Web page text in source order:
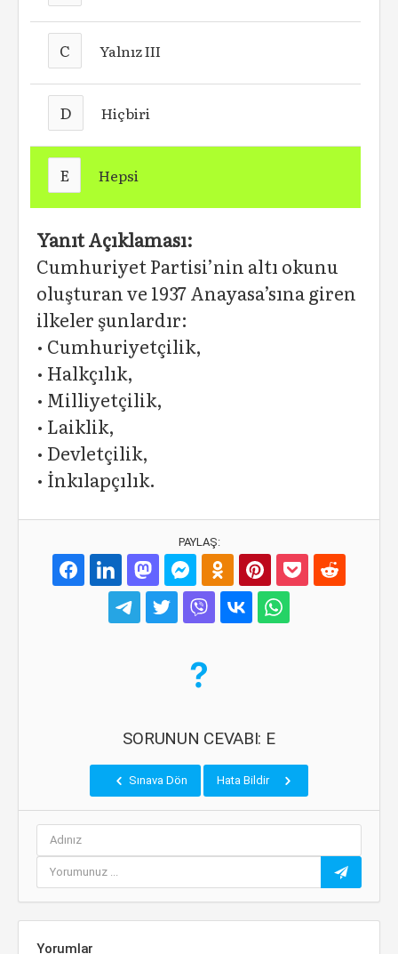
C Yalnız III
D Hiçbiri
E Hepsi
Yanıt Açıklaması:
Cumhuriyet Partisi’nin altı okunu
oluşturan ve 1937 Anayasa’sına giren
ilkeler şunlardır:
• Cumhuriyetçilik,
• Halkçılık,
• Milliyetçilik,
• Laiklik,
• Devletçilik,
• İnkılapçılık.
PAYLAŞ:
SORUNUN CEVABI: E
Sınava Dön Hata Bildir
Yorumlar